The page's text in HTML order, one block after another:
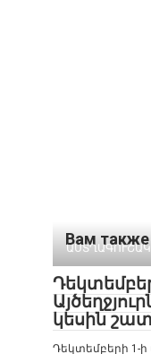
Вам
ԱՍՏՂԱԳՈՒՇԱԿ
կեսին շատ
Դեկտեմբերի 1-ի